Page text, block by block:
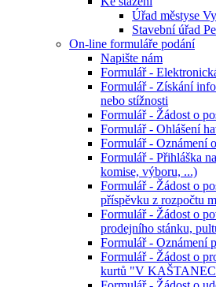
Úřad městyse
Stavební úřad
On-line formuláře podání
Napište nám
Formulář -
Formulář - Získání
nebo stížnosti
Formulář - Žádost o
Formulář - Ohlášení
Formulář - Oznámení
Formulář - Přihláška
komise, výboru, ...)
Formulář - Žádost o
příspěvku z rozpočtu
Formulář - Žádost o
prodejního stánku,
Formulář - Oznámení
Formulář - Žádost o
kurtů "V